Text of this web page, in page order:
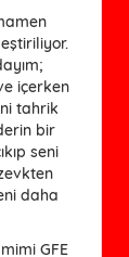
içerken
tahrik
bir
seni
daha
GFE